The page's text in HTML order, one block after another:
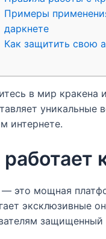
Примеры
даркнете
Как защитить свою
в мир кракена
уникальные
интернете.
— это мощная
эксклюзивные
защищенный